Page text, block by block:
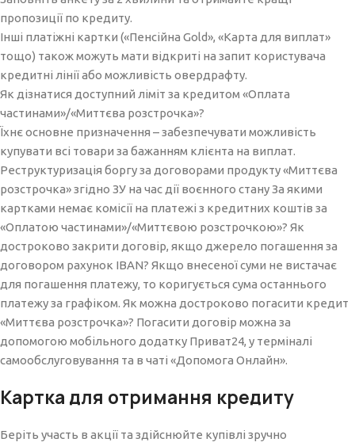
пропозиції по кредиту.
Інші платіжні картки («Пенсійна Gold», «Карта для виплат»
тощо) також можуть мати відкриті на запит користувача
кредитні лінії або можливість овердрафту.
Як дізнатися доступний ліміт за кредитом «Оплата
частинами»/«Миттєва розстрочка»?
Їхнє основне призначення – забезпечувати можливість
купувати всі товари за бажанням клієнта на виплат.
Реструктуризація боргу за договорами продукту «Миттєва
розстрочка» згідно ЗУ на час дії воєнного стану За якими
картками немає комісії на платежі з кредитних коштів за
«Оплатою частинами»/«Миттєвою розстрочкою»? Як
достроково закрити договір, якщо джерело погашення за
договором рахунок IBAN? Якщо внесеної суми не вистачає
для погашення платежу, то коригується сума останнього
платежу за графіком. Як можна достроково погасити кредит
«Миттєва розстрочка»? Погасити договір можна за
допомогою мобільного додатку Приват24, у терміналі
самообслуговування та в чаті «Допомога Онлайн».
Картка для отримання кредиту
Беріть участь в акції та здійснюйте купівлі зручно